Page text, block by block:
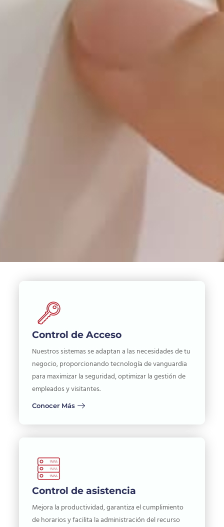
Control de Acceso
Nuestros sistemas se adaptan a las necesidades de tu
negocio, proporcionando tecnología de vanguardia
para maximizar la seguridad, optimizar la gestión de
empleados y visitantes.
Conocer Más
Control de asistencia
Mejora la productividad, garantiza el cumplimiento
de horarios y facilita la administración del recurso